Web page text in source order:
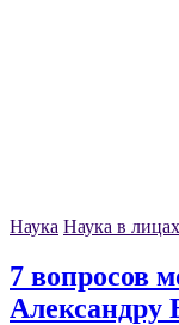
Наука Наука в лицах
7 вопросов
Александру